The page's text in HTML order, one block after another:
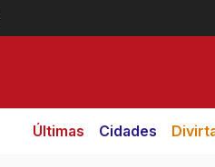
Últimas Cidades